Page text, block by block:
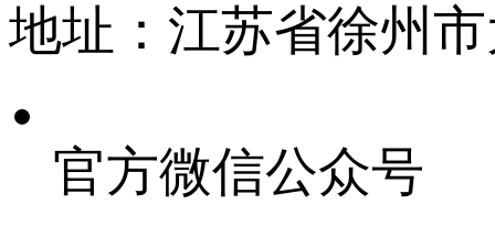
地址：江苏省徐州
官方微信公众号